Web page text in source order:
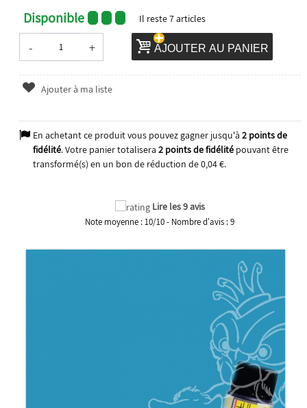
Disponible Il reste7articles
- + AJOUTER AU PANIER
Ajouter à ma liste
En achetant ce produit vous pouvez gagner jusqu'à 2points de
fidélité. Votre panier totalisera 2points de fidélitépouvant être
transformé(s) en un bon de réduction de0,04 €.
Lire les 9 avis
Note moyenne :10/10- Nombre d'avis :9